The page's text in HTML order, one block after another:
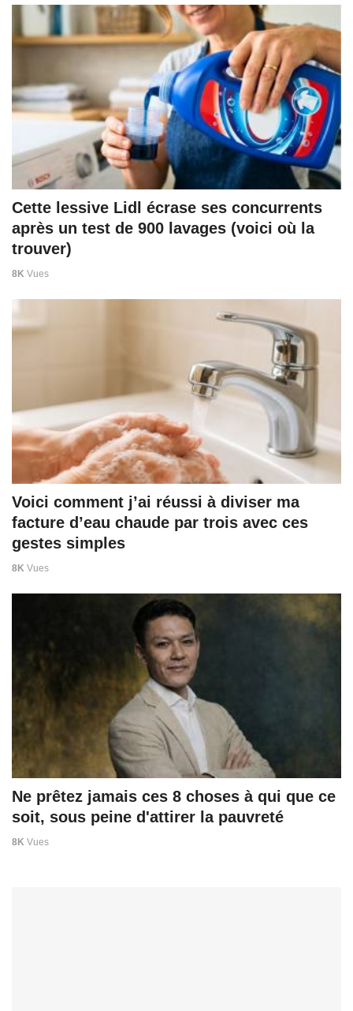
Cette lessive Lidl écrase ses concurrents
après un test de 900 lavages (voici où la
trouver)
8K Vues
Voici comment j’ai réussi à diviser ma
facture d’eau chaude par trois avec ces
gestes simples
8K Vues
Ne prêtez jamais ces 8 choses à qui que ce
soit, sous peine d'attirer la pauvreté
8K Vues